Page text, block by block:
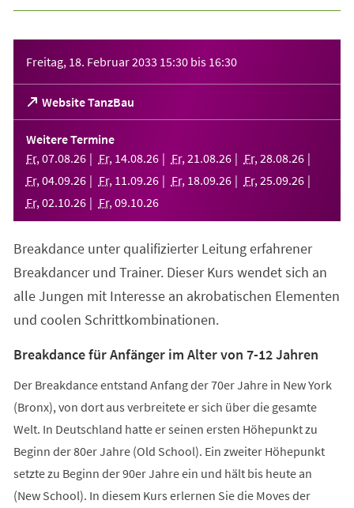
Freitag, 18. Februar 2033 15:30 bis 16:30
Website TanzBau
(Öffnet
in
einem
neuen
Tab)
Weitere Termine
Fr, 07.08.26 Fr, 14.08.26 Fr, 21 .08.26 Fr, 28.08.26
Fr, 04.09.26 Fr, 11 .09.26 Fr, 18.09.26 Fr, 25.09.26
Fr, 02.10.26 Fr, 09.10.26
Breakdance unter qualifizierter Leitung erfahrener
Breakdancer und Trainer. Dieser Kurs wendet sich an
alle Jungen mit Interesse an akrobatischen Elementen
und coolen Schrittkombinationen.
Breakdance für Anfänger im Alter von 7-12 Jahren
Der Breakdance entstand Anfang der 70er Jahre in New York
(Bronx), von dort aus verbreitete er sich über die gesamte
Welt. In Deutschland hatte er seinen ersten Höhepunkt zu
Beginn der 80er Jahre (Old School). Ein zweiter Höhepunkt
setzte zu Beginn der 90er Jahre ein und hält bis heute an
(New School). In diesem Kurs erlernen Sie die Moves der